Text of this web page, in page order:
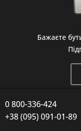
Бажаєте
0 800-336-424
+38 (095) 091-01-89